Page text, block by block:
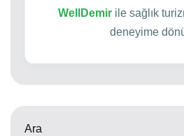
WellDemir ile sağlık
deneyime
Ara